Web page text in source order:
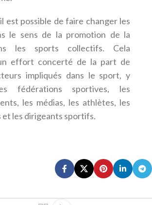
est possible de faire changer les
le sens de la promotion de la
les sports collectifs. Cela
effort concerté de la part de
impliqués dans le sport, y
fédérations sportives, les
les médias, les athlètes, les
les dirigeants sportifs.